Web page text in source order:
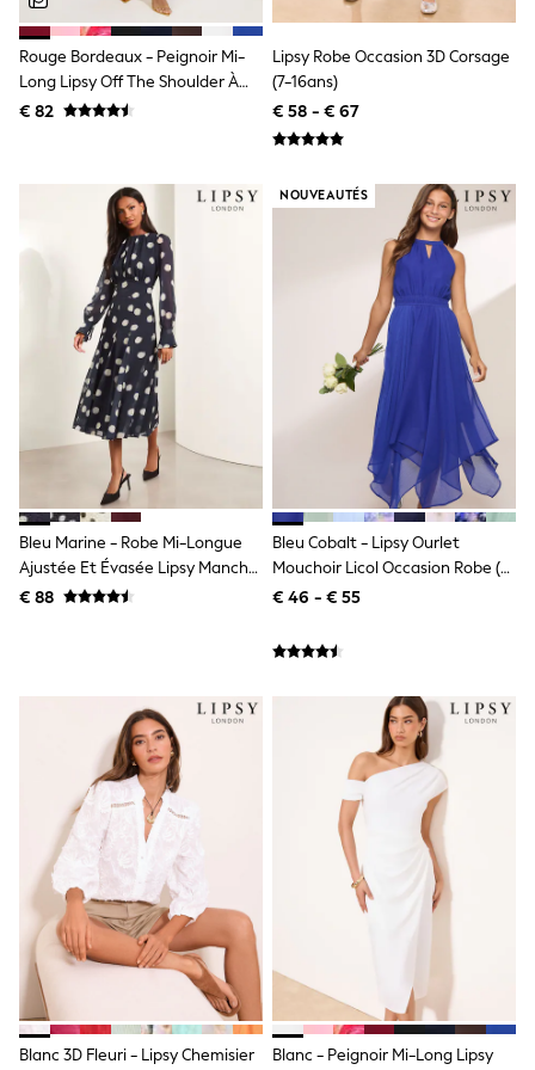
Toy Story
Pokemon
Spiderman
THE SET
T-Shirts
Kurtas
Sets & Outfits
Trousers & Chinos
Sweatshirts & Hoodies
Knitwear & Sweaters
Tops
Coats & Jackets
Jeans
Joggers
Nightwear & Pyjamas
Swimwear
Suits & Waistcoats
Dungarees
Multipacks
All Holiday Shop
Tops & T-Shirts
Sandals & Sliders
Rash Vests
Sun Safe Swimwear
Shackets
Gilets
Fleeces
Teddy Borg
Puffers
Snowsuits
All Footwear
New In
Boots
Half Sizes
Slippers
Trainers
Shoes
Underwear
Rouge Bordeaux - Peignoir Mi-
Long Lipsy Off The Shoulder À
Taille Rassemblée
€ 82
Lipsy Robe Occasion 3D Corsage
(7-16ans)
€ 58 - € 67
Bleu Marine - Robe Mi-Longue
Ajustée Et Évasée Lipsy Manche
Longue Underbust
€ 88
NOUVEAUTÉS
Bleu Cobalt - Lipsy Ourlet
Mouchoir Licol Occasion Robe (5-
16yrs)
€ 46 - € 55
Blanc 3D Fleuri - Lipsy Chemisier
Blanc - Peignoir Mi-Long Lipsy